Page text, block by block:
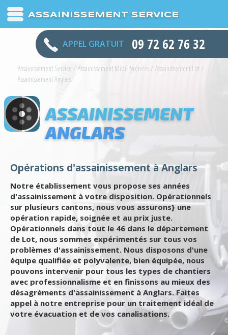
ASSAINISSEMENT SERVICE
APPEL GRATUIT 09 72 62 76 32
Assainissement Service / Assainissement Midi-Pyrénées/ Assainissement Lot/
Assainissement Anglars
ASSAINISSEMENT
ANGLARS
Opérations d'assainissement à Anglars
Notre établissement vous propose ses années
d'assainissement à votre disposition. Opérationnels
sur plusieurs cantons, nous vous assurons} une
opération rapide, soignée et au prix juste.
Opérationnels dans tout le 46 dans le département
de Lot, nous sommes expérimentés sur tous vos
problèmes d'assainissement. Nous disposons d'une
équipe qualifiée et polyvalente, bien équipée, nous
pouvons intervenir pour tous les types de chantiers
avec professionnalisme et en finissons au mieux des
désagréments d'assainissement à Anglars. Faites
appel à notre entreprise pour un traitement idéal de
votre évacuation et de vos canalisations.